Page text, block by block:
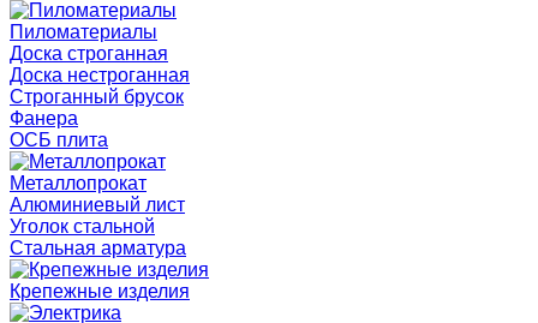
Пиломатериалы
Доска строганная
Доска нестроганная
Строганный брусок
Фанера
ОСБ плита
Металлопрокат
Алюминиевый лист
Уголок стальной
Стальная арматура
Крепежные изделия